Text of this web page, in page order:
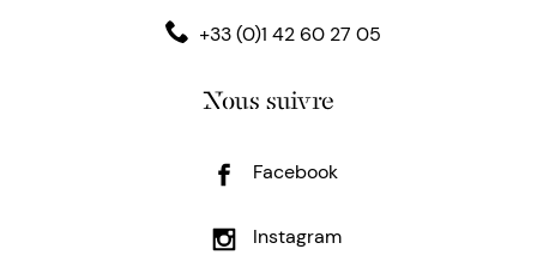
+33 (0)1 42 60 27 05
Nous suivre
Facebook
Instagram